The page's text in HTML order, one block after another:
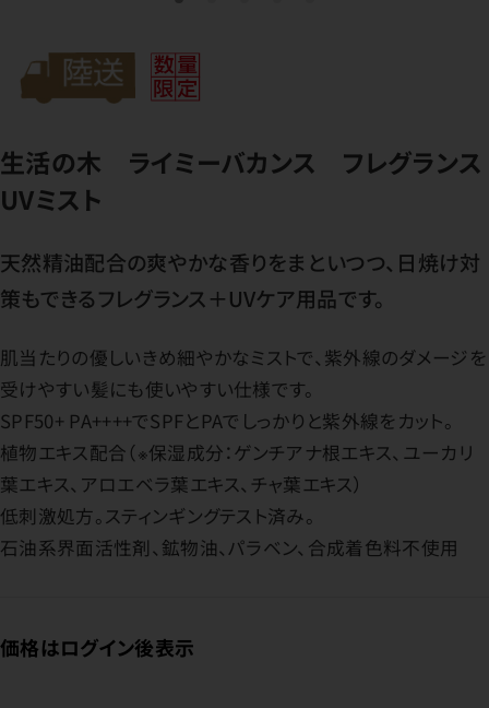
生活の木 ライミーバカンス フレグランス
UVミスト
天然精油配合の爽やかな香りをまといつつ、日焼け対
策もできるフレグランス＋UVケア用品です。
肌当たりの優しいきめ細やかなミストで、紫外線のダメージを
受けやすい髪にも使いやすい仕様です。
SPF50+ PA++++でSPFとPAでしっかりと紫外線をカット。
植物エキス配合（※保湿成分：ゲンチアナ根エキス、ユーカリ
葉エキス、アロエベラ葉エキス、チャ葉エキス）
低刺激処方。スティンギングテスト済み。
石油系界面活性剤、鉱物油、パラベン、合成着色料不使用
価格はログイン後表示